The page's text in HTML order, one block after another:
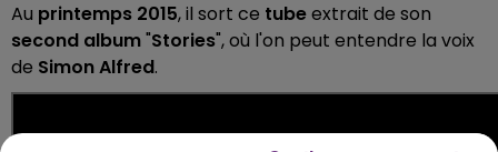
Au printemps 2015, il sort ce tubeextrait de son
second album"Stories", où l'on peut entendre la voix
de Simon Alfred.